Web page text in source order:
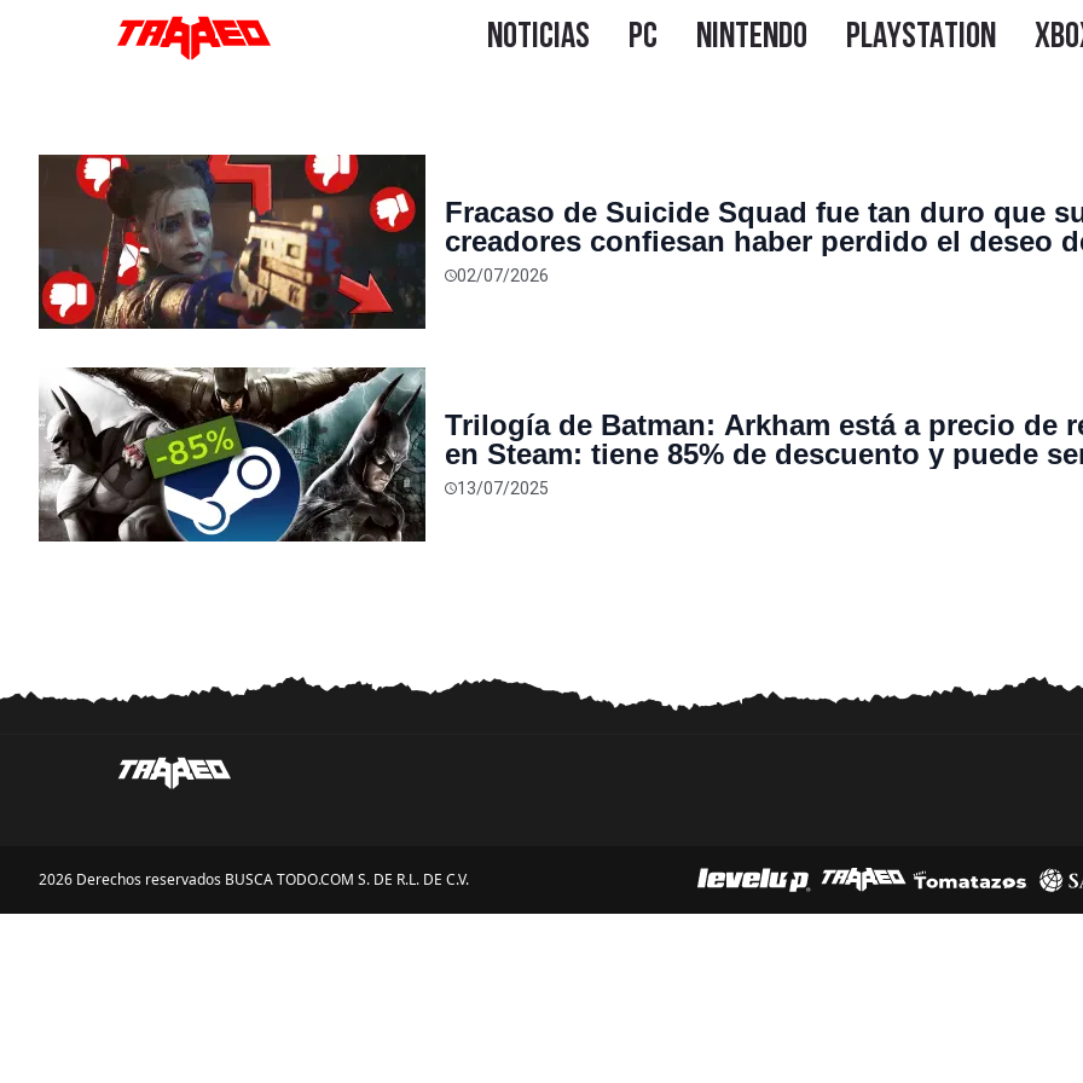
Fracaso de Suicide Squad fue tan duro que
creadores confiesan haber perdido el deseo
hacer videojuegos: “sentí que no estaba
02/07/2026
Trilogía de Batman: Arkham está a precio de
en Steam: tiene 85% de descuento y puede
por $9 USD
13/07/2025
2026 Derechos reservados BUSCA TODO.COM S. DE R.L. DE C.V.